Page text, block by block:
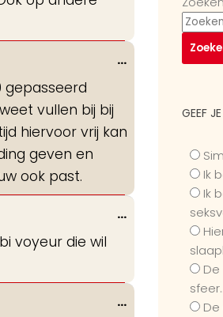
gepasseerd
vullen bij bij
hiervoor vrij kan
geven en
ook past.
...Wissel
voyeur die wil
...Wissel
...Wissel
GEEF
Ik
Ik
sfeer..